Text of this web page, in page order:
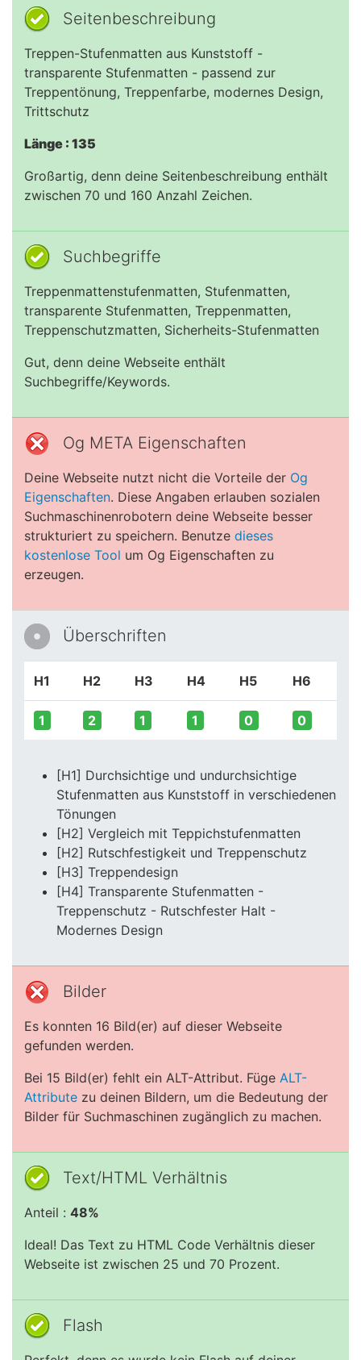
Seitenbeschreibung
Treppen-Stufenmatten aus Kunststoff -
transparente Stufenmatten - passend zur
Treppentönung, Treppenfarbe, modernes Design,
Trittschutz
Länge : 135
Großartig, denn deine Seitenbeschreibung enthält
zwischen 70 und 160 Anzahl Zeichen.
Suchbegriffe
Treppenmattenstufenmatten, Stufenmatten,
transparente Stufenmatten, Treppenmatten,
Treppenschutzmatten, Sicherheits-Stufenmatten
Gut, denn deine Webseite enthält
Suchbegriffe/Keywords.
Og META Eigenschaften
Deine Webseite nutzt nicht die Vorteile der Og
Eigenschaften. Diese Angaben erlauben sozialen
Suchmaschinenrobotern deine Webseite besser
strukturiert zu speichern. Benutze dieses
kostenlose Tool um Og Eigenschaften zu
erzeugen.
Überschriften
H1 H2 H3 H4 H5 H6
1 2 1 1 0 0
[H1] Durchsichtige und undurchsichtige
Stufenmatten aus Kunststoff in verschiedenen
Tönungen
[H2] Vergleich mit Teppichstufenmatten
[H2] Rutschfestigkeit und Treppenschutz
[H3] Treppendesign
[H4] Transparente Stufenmatten -
Treppenschutz - Rutschfester Halt -
Modernes Design
Bilder
Es konnten 16 Bild(er) auf dieser Webseite
gefunden werden.
Bei 15 Bild(er) fehlt ein ALT-Attribut. Füge ALT-
Attribute zu deinen Bildern, um die Bedeutung der
Bilder für Suchmaschinen zugänglich zu machen.
Text/HTML Verhältnis
Anteil : 48%
Ideal! Das Text zu HTML Code Verhältnis dieser
Webseite ist zwischen 25 und 70 Prozent.
Flash